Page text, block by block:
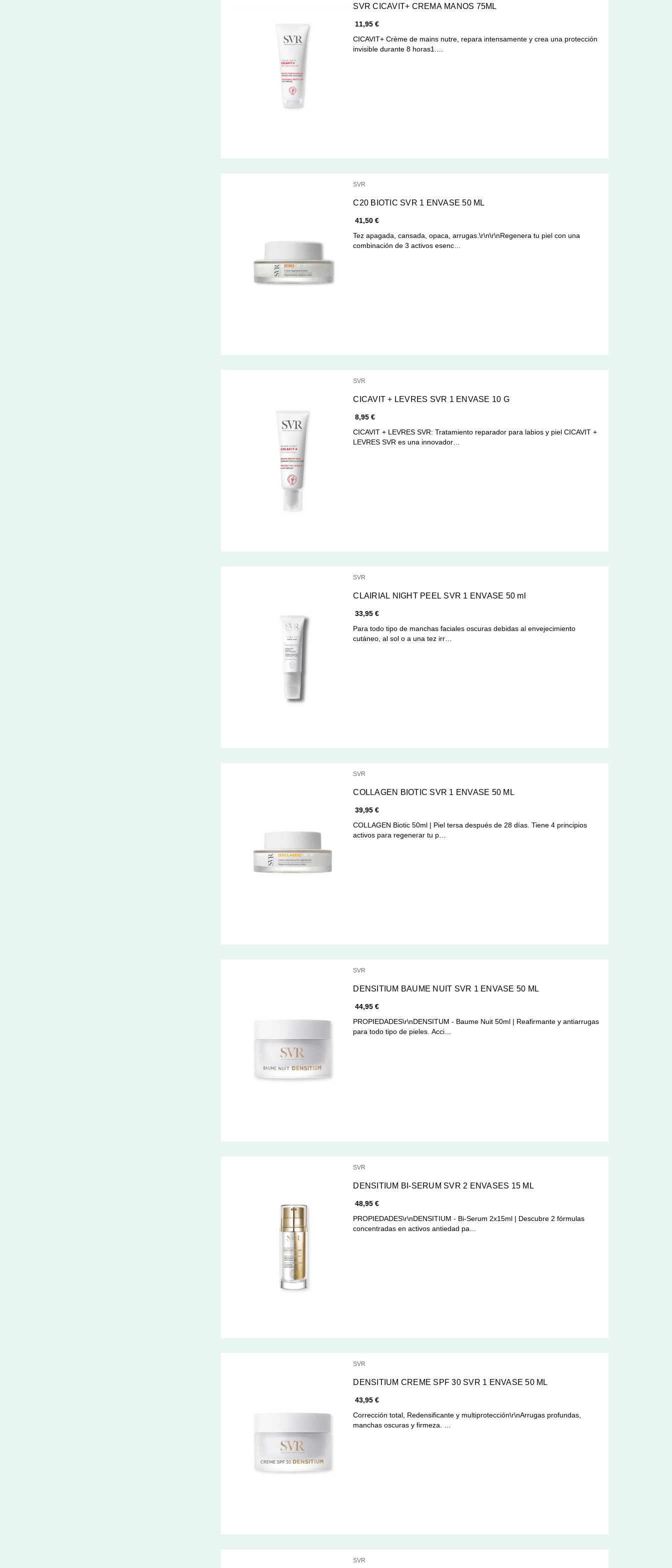
SVR CICAVIT+ CREMA MANOS 75ML
11,95 €
CICAVIT+ Crème de mains nutre, repara intensamente y crea una protección
invisible durante 8 horas1.…
SVR
C20 BIOTIC SVR 1 ENVASE 50 ML
41,50 €
Tez apagada, cansada, opaca, arrugas.\r\n\r\nRegenera tu piel con una
combinación de 3 activos esenc…
SVR
CICAVIT + LEVRES SVR 1 ENVASE 10 G
8,95 €
CICAVIT + LEVRES SVR: Tratamiento reparador para labios y piel CICAVIT +
LEVRES SVR es una innovador…
SVR
CLAIRIAL NIGHT PEEL SVR 1 ENVASE 50 ml
33,95 €
Para todo tipo de manchas faciales oscuras debidas al envejecimiento
cutáneo, al sol o a una tez irr…
SVR
COLLAGEN BIOTIC SVR 1 ENVASE 50 ML
39,95 €
COLLAGEN Biotic 50ml | Piel tersa después de 28 días. Tiene 4 principios
activos para regenerar tu p…
SVR
DENSITIUM BAUME NUIT SVR 1 ENVASE 50 ML
44,95 €
PROPIEDADES\r\nDENSITUM - Baume Nuit 50ml | Reafirmante y antiarrugas
para todo tipo de pieles. Acci…
SVR
DENSITIUM BI-SERUM SVR 2 ENVASES 15 ML
48,95 €
PROPIEDADES\r\nDENSITIUM - Bi-Serum 2x15ml | Descubre 2 fórmulas
concentradas en activos antiedad pa…
SVR
DENSITIUM CREME SPF 30 SVR 1 ENVASE 50 ML
43,95 €
Corrección total, Redensificante y multiprotección\r\nArrugas profundas,
manchas oscuras y firmeza. …
SVR